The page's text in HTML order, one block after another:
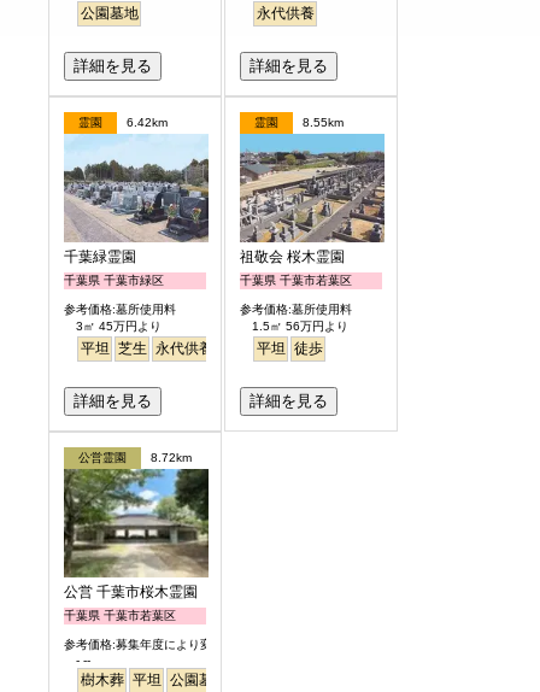
公園墓地
詳細を見る
永代供養
詳細を見る
霊園 6.42km
千葉緑霊園
千葉県 千葉市緑区
参考価格:墓所使用料
3㎡ 45万円より
平坦 芝生 永代供養
詳細を見る
霊園 8.55km
祖敬会 桜木霊園
千葉県 千葉市若葉区
参考価格:墓所使用料
1.5㎡ 56万円より
平坦 徒歩
詳細を見る
公営霊園 8.72km
公営 千葉市桜木霊園
千葉県 千葉市若葉区
参考価格:募集年度により変わります
- --
樹木葬 平坦 公園墓地